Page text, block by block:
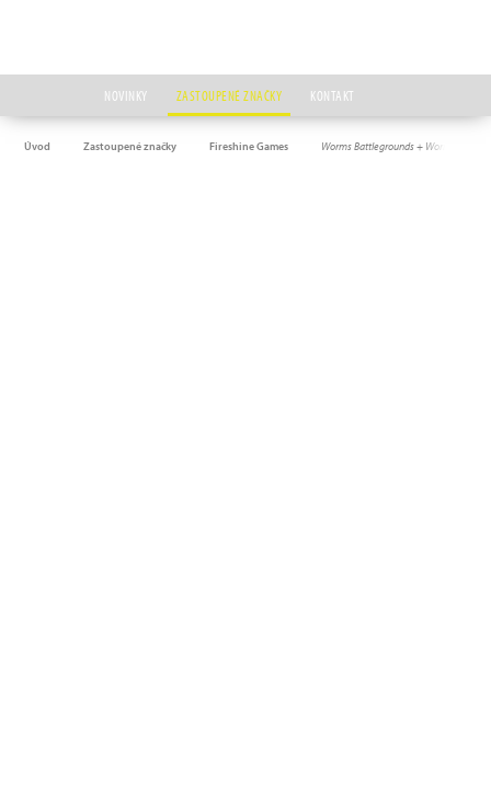
NOVINKY ZASTOUPENÉ ZNAČKY KONTAKT
Úvod Zastoupené značky Fireshine Games Worms Battlegrounds + Worms W.M.D